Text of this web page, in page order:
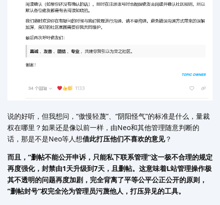
说的好听，但我想问，“傲慢轻蔑”、“阴阳怪气”的标准是什么，量裁
权在哪里？如果还是像以前一样，由Neo和其他管理随意判断的
话，那是不是Neo等人想借此打压他们不喜欢的意见？
而且，“删帖不能公开申诉，只能私下联系管理”这一极不合理的规定
再度强化，封禁由1天升级到7天，且删帖。这意味着L站管理操作极
其不透明的问题再度加剧，完全背离了平等公平公正公开的原则，
“删帖封号”权完全沦为管理员污蔑他人，打压异见的工具。